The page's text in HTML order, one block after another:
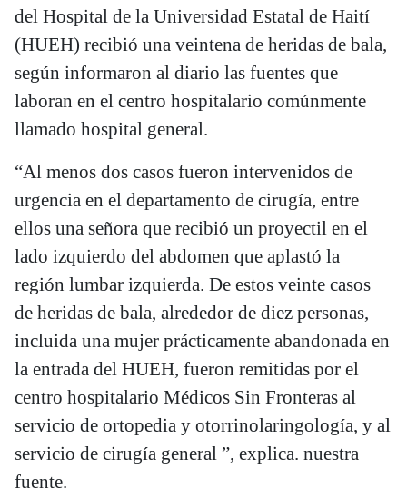
del Hospital de la Universidad Estatal de Haití
(HUEH) recibió una veintena de heridas de bala,
según informaron al diario las fuentes que
laboran en el centro hospitalario comúnmente
llamado hospital general.
“Al menos dos casos fueron intervenidos de
urgencia en el departamento de cirugía, entre
ellos una señora que recibió un proyectil en el
lado izquierdo del abdomen que aplastó la
región lumbar izquierda. De estos veinte casos
de heridas de bala, alrededor de diez personas,
incluida una mujer prácticamente abandonada en
la entrada del HUEH, fueron remitidas por el
centro hospitalario Médicos Sin Fronteras al
servicio de ortopedia y otorrinolaringología, y al
servicio de cirugía general ”, explica. nuestra
fuente.